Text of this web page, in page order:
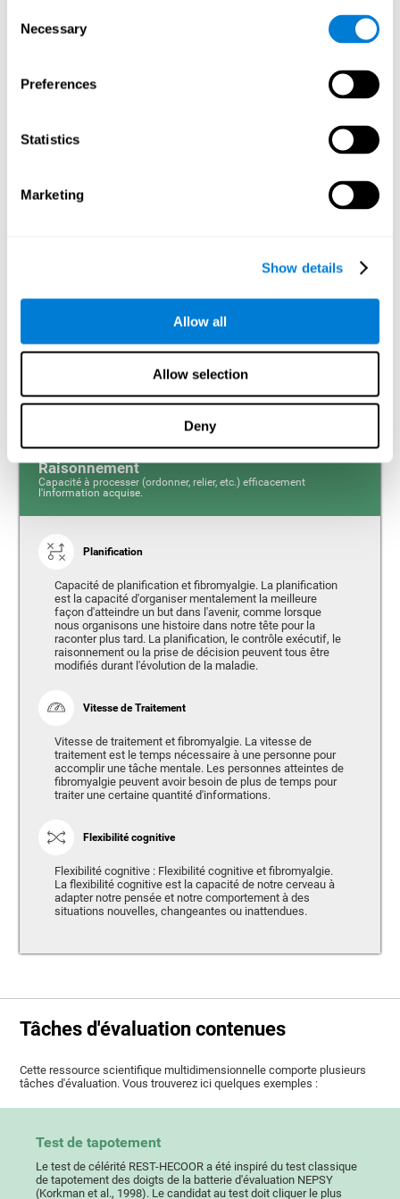
Selection
Necessary
Preferences
Statistics
Marketing
Show details
Allow all
Allow selection
Deny
Dénomination et fibromyalgie. La dénomination est la
verbale et la capacité à trouver les bons mots sont
souvent altérées dans la fibromyalgie.
être définie comme la capacité de notre cerveau à
identifier les stimuli que nous avons déjà perçus
antérieurement (situations, personnes, objets, etc.).
Raisonnement
Capacité à processer (ordonner, relier, etc.) efficacement
l'information acquise.
Planification
Capacité de planification et fibromyalgie. La planification
est la capacité d'organiser mentalement la meilleure
façon d'atteindre un but dans l'avenir, comme lorsque
nous organisons une histoire dans notre tête pour la
raconter plus tard. La planification, le contrôle exécutif, le
raisonnement ou la prise de décision peuvent tous être
modifiés durant l'évolution de la maladie.
Vitesse de Traitement
Vitesse de traitement et fibromyalgie. La vitesse de
traitement est le temps nécessaire à une personne pour
accomplir une tâche mentale. Les personnes atteintes de
fibromyalgie peuvent avoir besoin de plus de temps pour
traiter une certaine quantité d'informations.
Flexibilité cognitive
Flexibilité cognitive : Flexibilité cognitive et fibromyalgie.
La flexibilité cognitive est la capacité de notre cerveau à
adapter notre pensée et notre comportement à des
situations nouvelles, changeantes ou inattendues.
Tâches d'évaluation contenues
Cette ressource scientifique multidimensionnelle comporte plusieurs
tâches d'évaluation. Vous trouverez ici quelques exemples :
Test de tapotement
Le test de célérité REST-HECOOR a été inspiré du test classique
de tapotement des doigts de la batterie d'évaluation NEPSY
(Korkman et al., 1998). Le candidat au test doit cliquer le plus